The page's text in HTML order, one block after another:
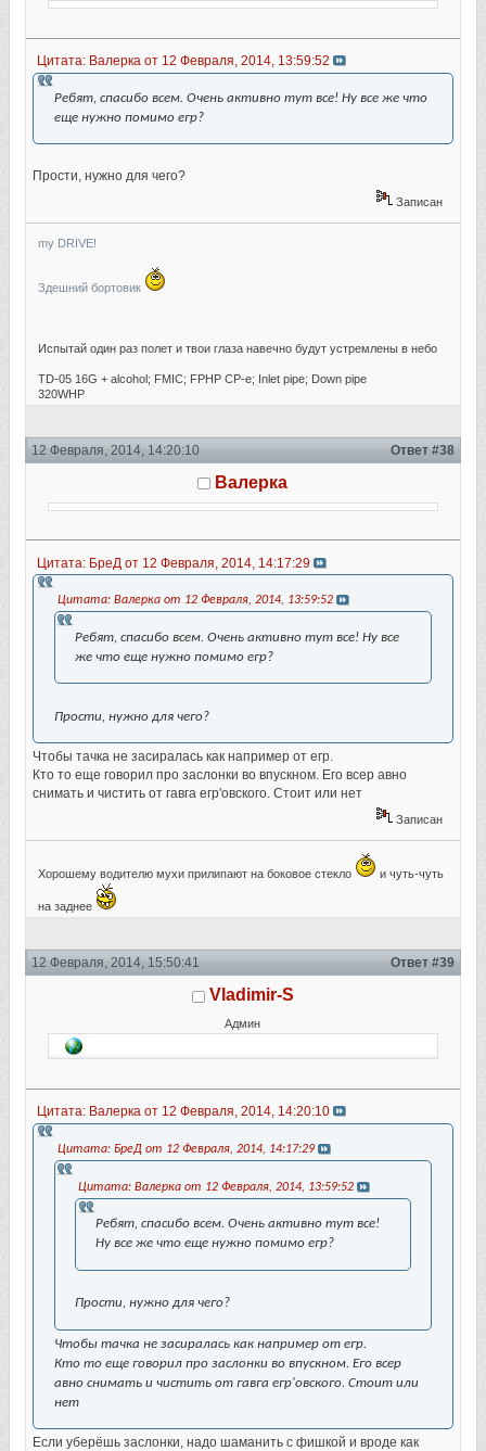
Цитата: Валерка от 12 Февраля, 2014, 13:59:52
Ребят, спасибо всем. Очень активно тут все! Ну все же что
еще нужно помимо егр?
Прости, нужно для чего?
Записан
my DRIVE!
Здешний бортовик
Испытай один раз полет и твои глаза навечно будут устремлены в небо
TD-05 16G + alcohol; FMIC; FPHP CP-e; Inlet pipe; Down pipe
320WHP
12 Февраля, 2014, 14:20:10 Ответ #38
Валерка
Цитата: БреД от 12 Февраля, 2014, 14:17:29
Цитата: Валерка от 12 Февраля, 2014, 13:59:52
Ребят, спасибо всем. Очень активно тут все! Ну все
же что еще нужно помимо егр?
Прости, нужно для чего?
Чтобы тачка не засиралась как например от егр.
Кто то еще говорил про заслонки во впускном. Его всер авно
снимать и чистить от гавга егр'овского. Стоит или нет
Записан
Хорошему водителю мухи прилипают на боковое стекло и чуть-чуть
на заднее
12 Февраля, 2014, 15:50:41 Ответ #39
Vladimir-S
Админ
Цитата: Валерка от 12 Февраля, 2014, 14:20:10
Цитата: БреД от 12 Февраля, 2014, 14:17:29
Цитата: Валерка от 12 Февраля, 2014, 13:59:52
Ребят, спасибо всем. Очень активно тут все!
Ну все же что еще нужно помимо егр?
Прости, нужно для чего?
Чтобы тачка не засиралась как например от егр.
Кто то еще говорил про заслонки во впускном. Его всер
авно снимать и чистить от гавга егр'овского. Стоит или
нет
Если уберёшь заслонки, надо шаманить с фишкой и вроде как